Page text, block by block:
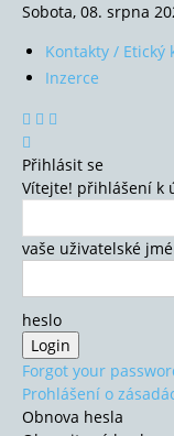
Sobota, 08. srpna
Kontakty / Etický
Inzerce
Přihlásit se
Vítejte! přihlášení k
vaše uživatelské
heslo
Forgot your
Prohlášení o
Obnova hesla